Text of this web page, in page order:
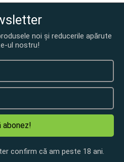
noi și reducerile apărute
ul nostru!
abonez!
confirm că am peste 18 ani.